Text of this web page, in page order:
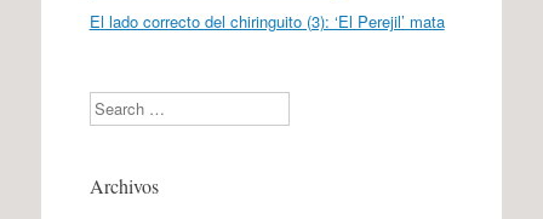
El lado correcto del chiringuito (3): ‘El Perejil’ mata
Search
Archivos